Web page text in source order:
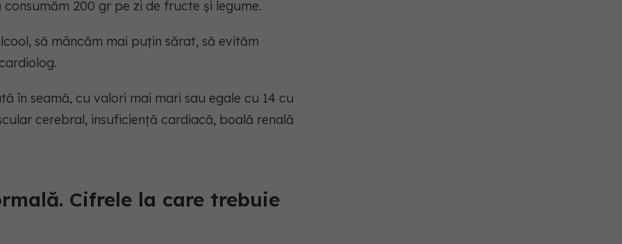
200 gr pe zi de fructe și legume.
să mâncăm mai puțin sărat, să evităm
în seamă, cu valori mai mari sau egale cu 14 cu
cerebral, insuficiență cardiacă, boală renală
Cifrele la care trebuie